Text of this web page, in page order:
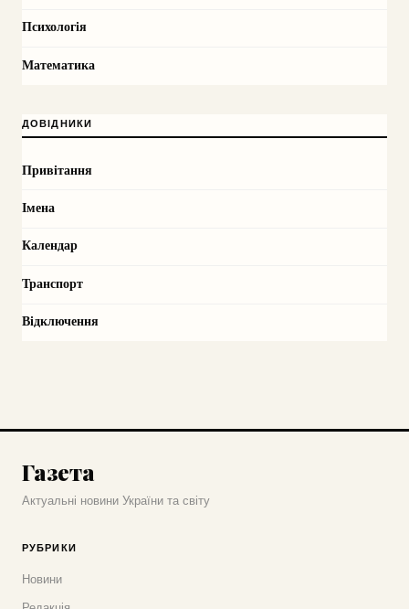
Психологія
Математика
ДОВІДНИКИ
Привітання
Імена
Календар
Транспорт
Відключення
Газета
Актуальні новини України та світу
РУБРИКИ
Новини